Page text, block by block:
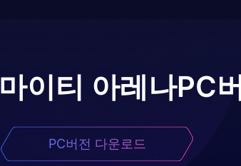
마이티 아레나PC
PC버전 다운로드